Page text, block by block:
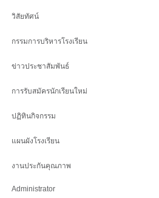
วิสัยทัศน์
กรรมการบริหารโรงเรียน
ข่าวประชาสัมพันธ์
การรับสมัครนักเรียนใหม่
ปฏิทินกิจกรรม
แผนผังโรงเรียน
งานประกันคุณภาพ
Administrator